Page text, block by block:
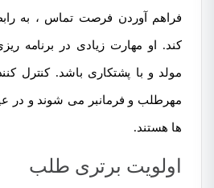
فراهم آوردن فرصت تماس ، به
کند. او مهارت زیادی در برنامه
مولد و با پشتکاری باشد. کنترل
مهرطلب و فرمانبر می شوند و در
ها هستند.
اولویت برتری طلب